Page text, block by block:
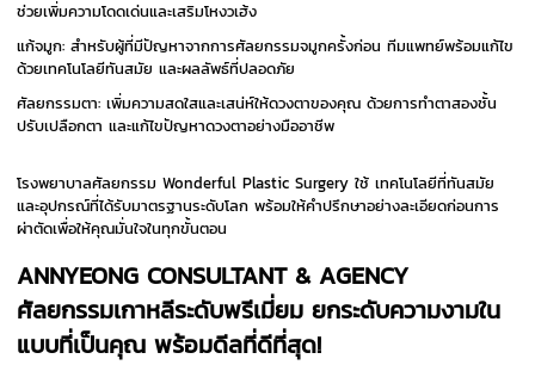
ช่วยเพิ่มความโดดเด่นและเสริมโหงวเฮ้ง
แก้จมูก: สำหรับผู้ที่มีปัญหาจากการศัลยกรรมจมูกครั้งก่อน ทีมแพทย์พร้อมแก้ไข
ด้วยเทคโนโลยีทันสมัย และผลลัพธ์ที่ปลอดภัย
ศัลยกรรมตา: เพิ่มความสดใสและเสน่ห์ให้ดวงตาของคุณ ด้วยการทำตาสองชั้น
ปรับเปลือกตา และแก้ไขปัญหาดวงตาอย่างมืออาชีพ
โรงพยาบาลศัลยกรรม Wonderful Plastic Surgery ใช้ เทคโนโลยีที่ทันสมัย
และอุปกรณ์ที่ได้รับมาตรฐานระดับโลก พร้อมให้คำปรึกษาอย่างละเอียดก่อนการ
ผ่าตัดเพื่อให้คุณมั่นใจในทุกขั้นตอน
ANNYEONG CONSULTANT & AGENCY
ศัลยกรรมเกาหลีระดับพรีเมี่ยม ยกระดับความงามใน
แบบที่เป็นคุณ พร้อมดีลที่ดีที่สุด!